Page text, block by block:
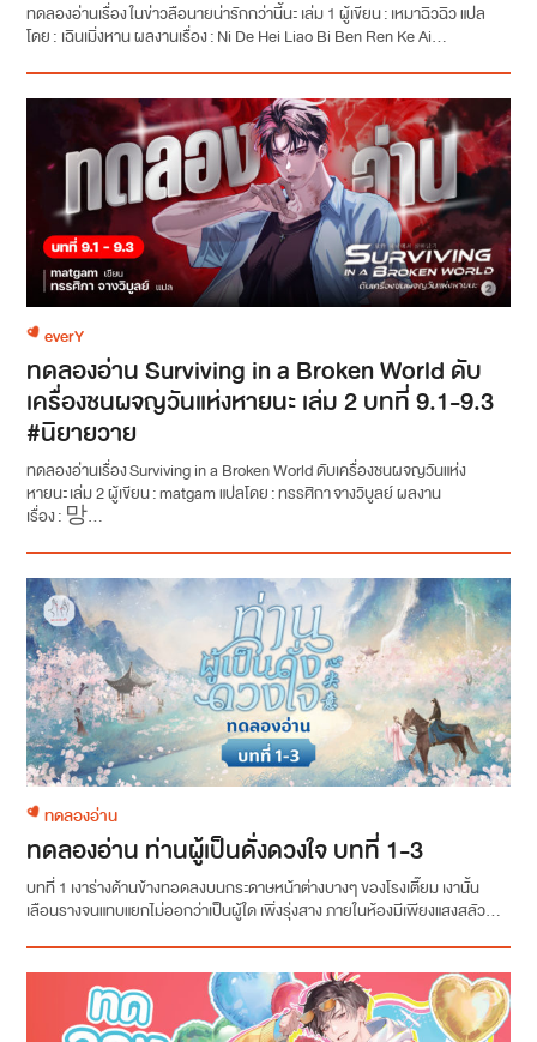
ทดลองอ่านเรื่อง ในข่าวลือนายน่ารักกว่านี้นะ เล่ม 1 ผู้เขียน : เหมาฉิวฉิว แปล
โดย : เฉินเมิ่งหาน ผลงานเรื่อง : Ni De Hei Liao Bi Ben Ren Ke Ai...
everY
ทดลองอ่าน Surviving in a Broken World ดับ
เครื่องชนผจญวันแห่งหายนะ เล่ม 2 บทที่ 9.1-9.3
#นิยายวาย
ทดลองอ่านเรื่อง Surviving in a Broken World ดับเครื่องชนผจญวันแห่ง
หายนะ เล่ม 2 ผู้เขียน : matgam แปลโดย : ทรรศิกา จางวิบูลย์ ผลงาน
เรื่อง : 망...
ทดลองอ่าน
ทดลองอ่าน ท่านผู้เป็นดั่งดวงใจ บทที่ 1-3
บทที่ 1 เงาร่างด้านข้างทอดลงบนกระดาษหน้าต่างบางๆ ของโรงเตี๊ยม เงานั้น
เลือนรางจนแทบแยกไม่ออกว่าเป็นผู้ใด เพิ่งรุ่งสาง ภายในห้องมีเพียงแสงสลัว...